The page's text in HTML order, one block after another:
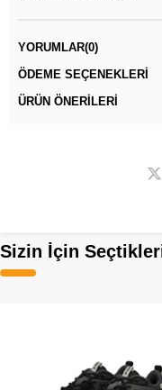
YORUMLAR(0)
ÖDEME SEÇENEKLERI
ÜRÜN ÖNERILERI
Sizin İçin